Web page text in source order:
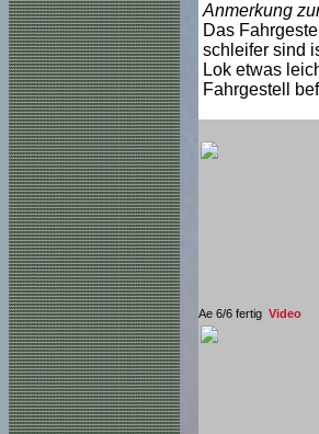
Anmerkung
Das
schleifer sind
Lok etwas
Fahrgestell
Ae 6/6 fertig Video